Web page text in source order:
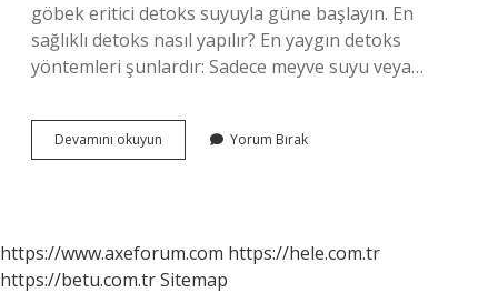
göbek eritici detoks suyuyla güne başlayın. En
sağlıklı detoks nasıl yapılır? En yaygın detoks
yöntemleri şunlardır: Sadece meyve suyu veya…
Devamını okuyun
Kolay
Yorum Bırak
https://www.axeforum.com https://hele.com.tr
https://betu.com.trSitemap